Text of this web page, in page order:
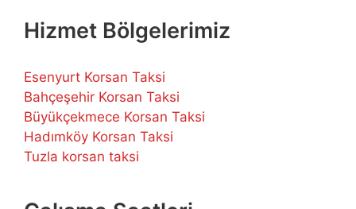
Hizmet Bölgelerimiz
Esenyurt Korsan Taksi
Bahçeşehir Korsan Taksi
Büyükçekmece Korsan Taksi
Hadımköy Korsan Taksi
Tuzla korsan taksi